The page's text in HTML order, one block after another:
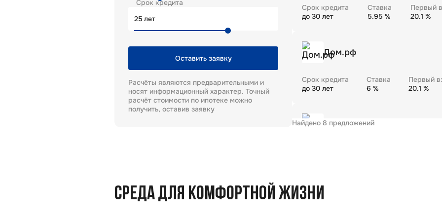
Срок кредита
лет
Оставить заявку
Расчёты являются предварительными и
носят информационный характер. Точный
расчёт стоимости по ипотеке можно
получить, оставив заявку
Найдено 8 предложений
Срок кредита
до 30 лет
Ставка
5.95 %
Первый
20.1 %
Дом.рф
Срок кредита
до 30 лет
Ставка
6 %
Первый
20.1 %
Газпромбанк
СРЕДА ДЛЯ КОМФОРТНОЙ ЖИЗНИ